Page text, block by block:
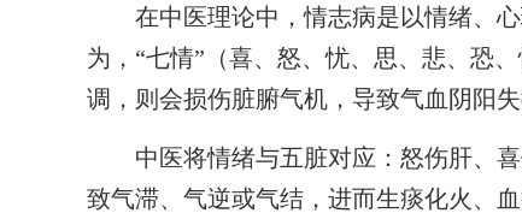
在中医理论中，情志病是以情绪、心
为，“七情”（喜、怒、忧、思、悲、恐
调，则会损伤脏腑气机，导致气血阴阳
中医将情绪与五脏对应：怒伤肝、喜
致气滞、气逆或气结，进而生痰化火、